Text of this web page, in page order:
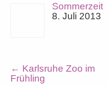
Sommerzeit
8. Juli 2013
← Karlsruhe Zoo im
Frühling